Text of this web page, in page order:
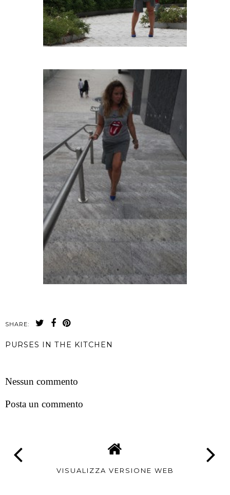
SHARE:
PURSES IN THE KITCHEN
Nessun commento
Posta un commento
VISUALIZZA VERSIONE WEB